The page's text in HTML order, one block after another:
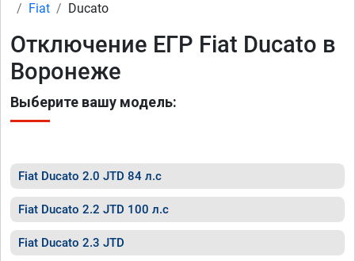
Fiat
Ducato
Отключение ЕГР Fiat Ducato в
Воронеже
Выберите вашу модель:
Fiat Ducato 2.0 JTD 84 л.с
Fiat Ducato 2.2 JTD 100 л.с
Fiat Ducato 2.3 JTD